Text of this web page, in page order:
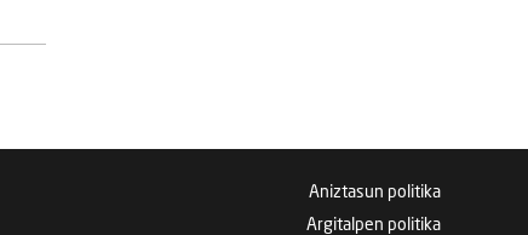
Aniztasun politika
Argitalpen politika